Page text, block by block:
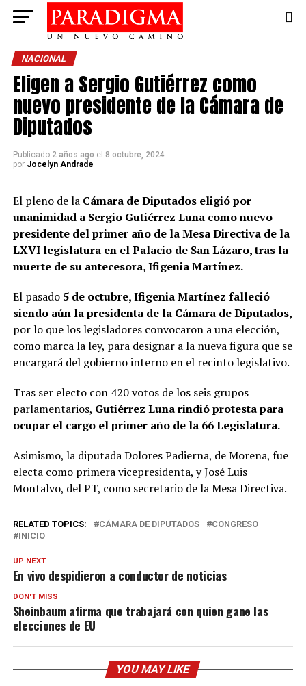
NACIONAL
Eligen a Sergio Gutiérrez como
nuevo presidente de la Cámara de
Diputados
Publicado 2 años ago el 8 octubre, 2024
por Jocelyn Andrade
El pleno de la Cámara de Diputados eligió por
unanimidad a Sergio Gutiérrez Luna como nuevo
presidente del primer año de la Mesa Directiva de la
LXVI legislatura en el Palacio de San Lázaro, tras la
muerte de su antecesora, Ifigenia Martínez.
El pasado 5 de octubre, Ifigenia Martínez falleció
siendo aún la presidenta de la Cámara de Diputados,
por lo que los legisladores convocaron a una elección,
como marca la ley, para designar a la nueva figura que se
encargará del gobierno interno en el recinto legislativo.
Tras ser electo con 420 votos de los seis grupos
parlamentarios, Gutiérrez Luna rindió protesta para
ocupar el cargo el primer año de la 66 Legislatura.
Asimismo, la diputada Dolores Padierna, de Morena, fue
electa como primera vicepresidenta, y José Luis
Montalvo, del PT, como secretario de la Mesa Directiva.
RELATED TOPICS: CÁMARA DE DIPUTADOS
CONGRESO
INICIO
UP NEXT
En vivo despidieron a conductor de noticias
DON'T MISS
Sheinbaum afirma que trabajará con quien gane las
elecciones de EU
YOU MAY LIKE